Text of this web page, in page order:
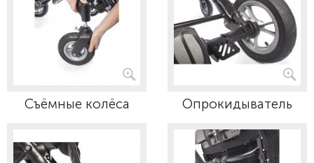
Съёмные колёса Опрокидыватель